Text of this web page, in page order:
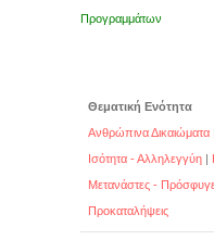
Προγραμμάτων
Θεματική Ενότητα
Ανθρώπινα Δικαιώματα
Ισότητα - Αλληλεγγύη |
Μετανάστες -
Προκαταλήψεις